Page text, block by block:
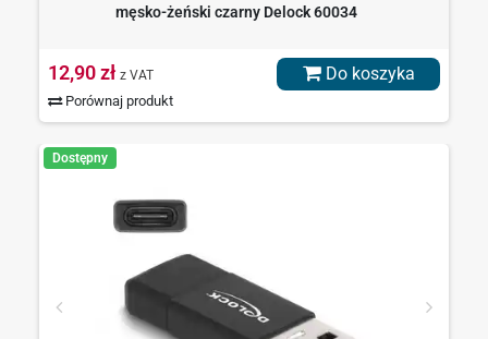
męsko-żeński czarny Delock 60034
12,90 zł z VAT
Porównaj produkt
Do koszyka
Dostępny